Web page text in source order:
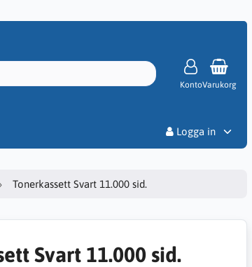
KontoVarukorg
Logga in
Tonerkassett Svart 11.000 sid.
Svart 11.000 sid.